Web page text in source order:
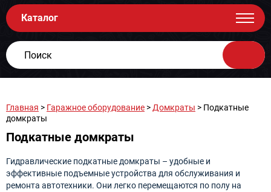
Каталог
Главная > Гаражное оборудование > Домкраты > Подкатные
домкраты
Подкатные домкраты
Гидравлические подкатные домкраты – удобные и
эффективные подъемные устройства для обслуживания и
ремонта автотехники. Они легко перемещаются по полу на